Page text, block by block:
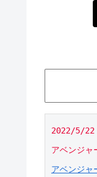
2022/5/22
アベンジ